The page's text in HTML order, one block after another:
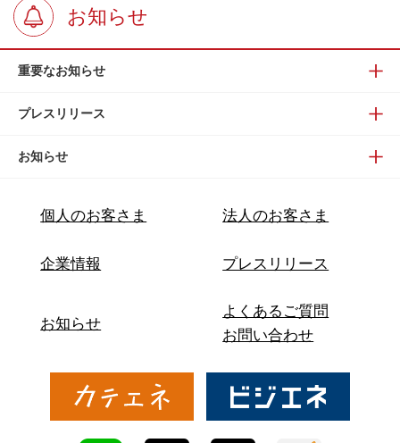
お知らせ
重要なお知らせ
プレスリリース
お知らせ
個人のお客さま 法人のお客さま
企業情報 プレスリリース
お知らせ
よくあるご質問
お問い合わせ